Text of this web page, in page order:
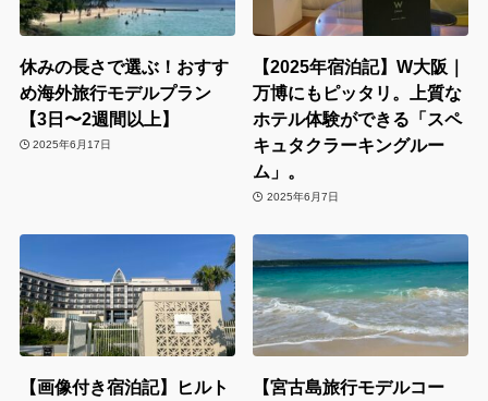
休みの長さで選ぶ！おすす
め海外旅行モデルプラン
【3日〜2週間以上】
2025年6月17日
【2025年宿泊記】W大阪｜
万博にもピッタリ。上質な
ホテル体験ができる「スペ
キュタクラーキングルー
ム」。
2025年6月7日
【画像付き宿泊記】ヒルト
【宮古島旅行モデルコー